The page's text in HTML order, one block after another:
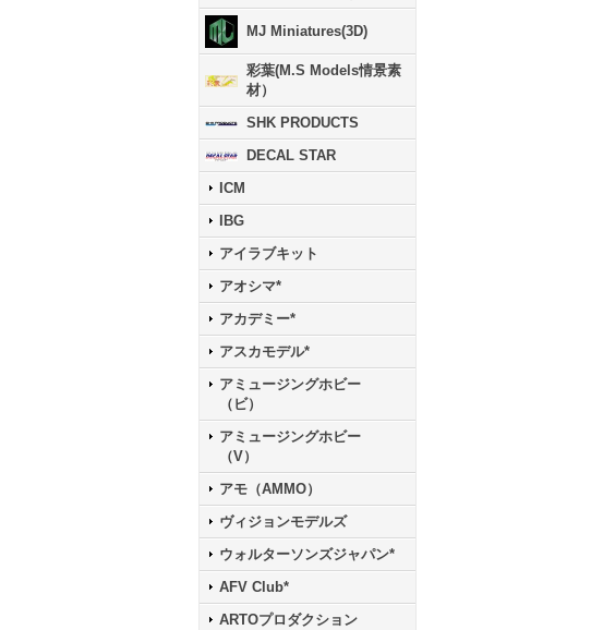
MJ Miniatures(3D)
彩葉(M.S Models情景素
材）
SHK PRODUCTS
DECAL STAR
ICM
IBG
アイラブキット
アオシマ*
アカデミー*
アスカモデル*
アミュージングホビー
（ビ）
アミュージングホビー
（V）
アモ（AMMO）
ヴィジョンモデルズ
ウォルターソンズジャパン*
AFV Club*
ARTOプロダクション